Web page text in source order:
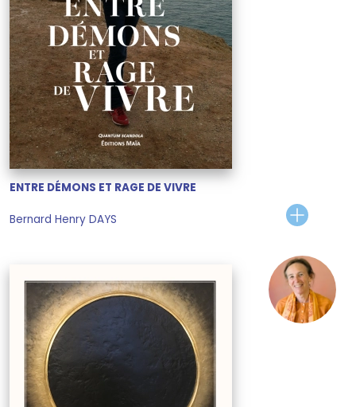
ENTRE DÉMONS ET RAGE DE VIVRE
Bernard Henry DAYS